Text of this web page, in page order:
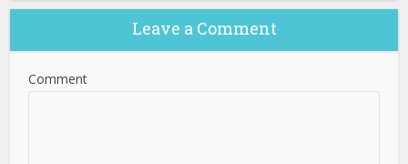
Leave a Comment
Comment